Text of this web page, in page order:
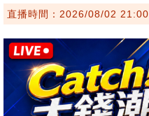
直播時間：2026/08/02 21:00